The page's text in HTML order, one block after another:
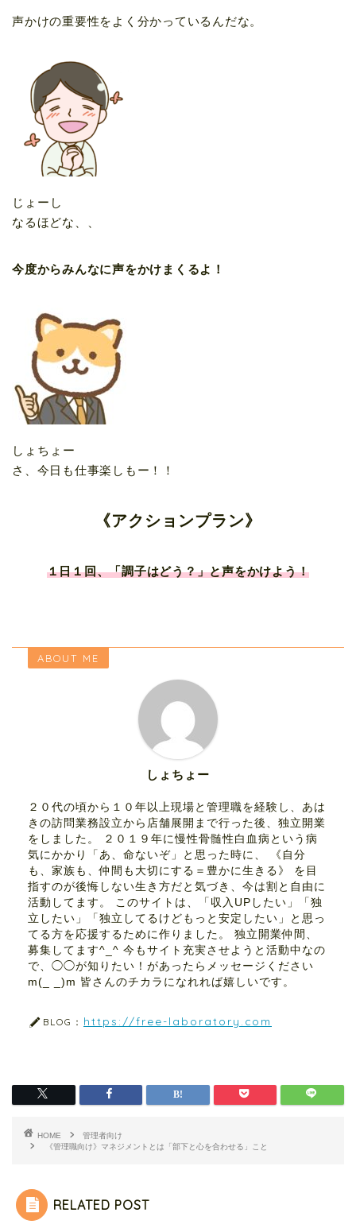
声かけの重要性をよく分かっているんだな。
じょーし
なるほどな、、
今度からみんなに声をかけまくるよ！
しょちょー
さ、今日も仕事楽しもー！！
《アクションプラン》
１日１回、「調子はどう？」と声をかけよう！
ABOUT ME
しょちょー
２０代の頃から１０年以上現場と管理職を経験し、あは
きの訪問業務設立から店舗展開まで行った後、独立開業
をしました。 ２０１９年に慢性骨髄性白血病という病
気にかかり「あ、命ないぞ」と思った時に、 《自分
も、家族も、仲間も大切にする＝豊かに生きる》 を目
指すのが後悔しない生き方だと気づき、今は割と自由に
活動してます。 このサイトは、「収入UPしたい」「独
立したい」「独立してるけどもっと安定したい」と思っ
てる方を応援するために作りました。 独立開業仲間、
募集してます^_^ 今もサイト充実させようと活動中なの
で、◯◯が知りたい！があったらメッセージください
m(_ _)m 皆さんのチカラになれれば嬉しいです。
BLOG： https://free-laboratory.com
HOME
管理者向け
《管理職向け》マネジメントとは「部下と心を合わせる」こと
RELATED POST